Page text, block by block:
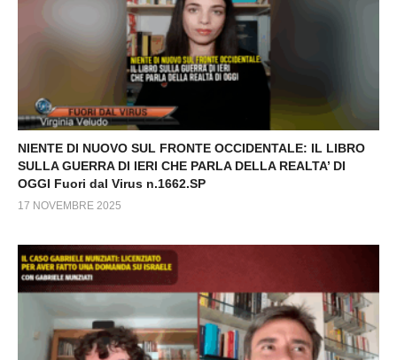
NIENTE DI NUOVO SUL FRONTE OCCIDENTALE: IL LIBRO
SULLA GUERRA DI IERI CHE PARLA DELLA REALTA’ DI
OGGI Fuori dal Virus n.1662.SP
17 NOVEMBRE 2025